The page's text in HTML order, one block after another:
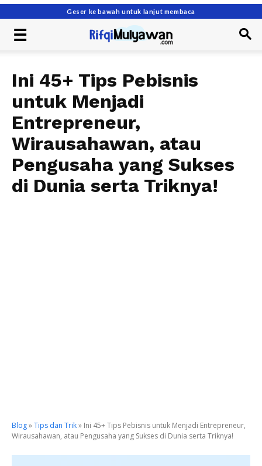
Geser ke bawah untuk lanjut membaca
Ini 45+ Tips Pebisnis
untuk Menjadi
Entrepreneur,
Wirausahawan, atau
Pengusaha yang Sukses
di Dunia serta Triknya!
Blog»Tips dan Trik» Ini 45+ Tips Pebisnis untuk Menjadi Entrepreneur,
Wirausahawan, atau Pengusaha yang Sukses di Dunia serta Triknya!